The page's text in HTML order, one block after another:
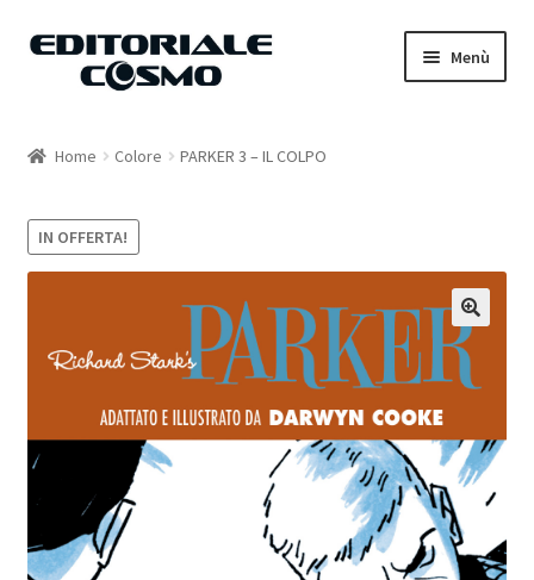
Vai
Vai
Menù
Carrello
Home Colore PARKER 3 – IL COLPO
IN OFFERTA!